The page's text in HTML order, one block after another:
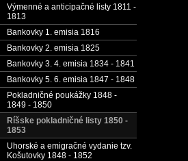
Výmenné a anticipačné listy 1811 -
1813
Bankovky 1. emisia 1816
Bankovky 2. emisia 1825
Bankovky 3. 4. emisia 1834 - 1841
Bankovky 5. 6. emisia 1847 - 1848
Pokladničné poukážky 1848 -
1849 - 1850
Ríšske pokladničné listy 1850 -
1853
Uhorské a emigračné vydanie tzv.
Košutovky 1848 - 1852